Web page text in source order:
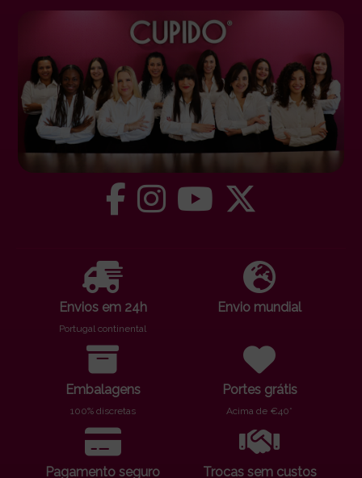
Envios em 24h
Portugal continental
Envio mundial
Embalagens
100% discretas
Portes grátis
Acima de €40*
Pagamento seguro Trocas sem custos